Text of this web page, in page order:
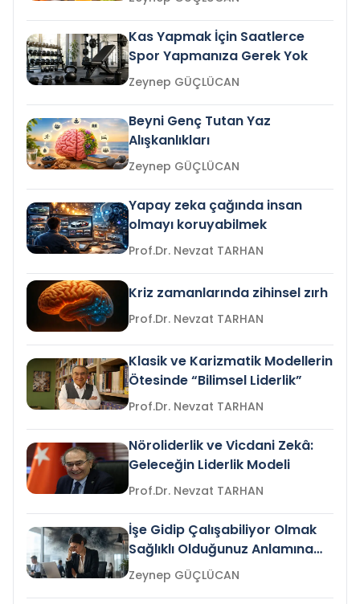
Kas Yapmak İçin Saatlerce
Spor Yapmanıza Gerek Yok
Zeynep GÜÇLÜCAN
Beyni Genç Tutan Yaz
Alışkanlıkları
Zeynep GÜÇLÜCAN
Yapay zeka çağında insan
olmayı koruyabilmek
Prof.Dr. Nevzat TARHAN
Kriz zamanlarında zihinsel zırh
Prof.Dr. Nevzat TARHAN
Klasik ve Karizmatik Modellerin
Ötesinde “Bilimsel Liderlik”
Prof.Dr. Nevzat TARHAN
Nöroliderlik ve Vicdani Zekâ:
Geleceğin Liderlik Modeli
Prof.Dr. Nevzat TARHAN
İşe Gidip Çalışabiliyor Olmak
Sağlıklı Olduğunuz Anlamına
Gelir mi?Zeynep GÜÇLÜCAN